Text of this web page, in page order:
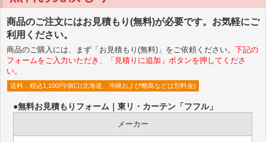
商品のご注文にはお見積もり(無料)が必要です。お気軽にご
利用ください。
商品のご購入には、まず「お見積もり(無料)」をご依頼ください。 下記の
フォームをご入力いただき、「見積りに追加」ボタンを押してくださ
い。
送料：税込1,100円/個口(北海道、沖縄および離島などは別料金)
●無料お見積もりフォーム｜東リ・カーテン「フフル」
メーカー